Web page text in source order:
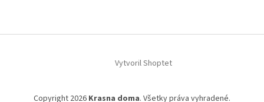
Vytvoril Shoptet
Copyright 2026 Krasna doma. Všetky práva vyhradené.